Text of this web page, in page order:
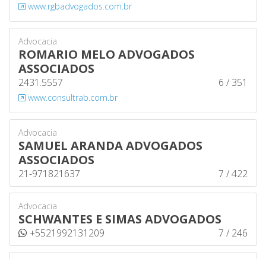
www.rgbadvogados.com.br
Advocacia
ROMARIO MELO ADVOGADOS
ASSOCIADOS
6 / 351
2431.5557
www.consultrab.com.br
Advocacia
SAMUEL ARANDA ADVOGADOS
ASSOCIADOS
7 / 422
21-971821637
Advocacia
SCHWANTES E SIMAS ADVOGADOS
7 / 246
+5521992131209